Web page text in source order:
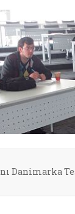
Danimarka